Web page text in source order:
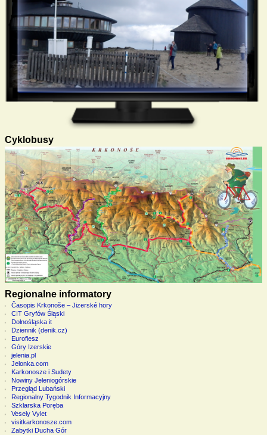
Cyklobusy
Regionalne informatory
Časopis Krkonoše – Jizerské hory
CIT Gryfów Śląski
Dolnośląska it
Dziennik (denik.cz)
Euroflesz
Góry Izerskie
jelenia.pl
Jelonka.com
Karkonosze i Sudety
Nowiny Jeleniogórskie
Przegląd Lubański
Regionalny Tygodnik Informacyjny
Szklarska Poręba
Vesely Vylet
visitkarkonosze.com
Zabytki Ducha Gór